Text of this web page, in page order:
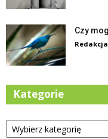
Czy
Redakcja
Kategorie
Kategorie